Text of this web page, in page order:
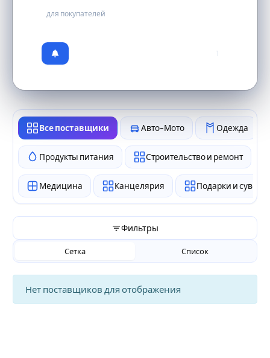
для покупателей
1
Все поставщики Авто-Мото Одежда
Продукты питания Строительство и ремонт
Медицина Канцелярия Подарки и
Фильтры
Сетка Список
Нет поставщиков для отображения